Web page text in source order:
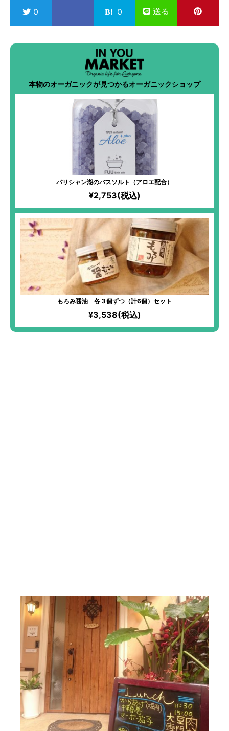
0 0 送る
本物のオーガニックが見つかるオーガニックショップ
パリシャン湖のバスソルト（アロエ配合）
¥2,753(税込)
もろみ醤油 各３個ずつ（計6個）セット
¥3,538(税込)